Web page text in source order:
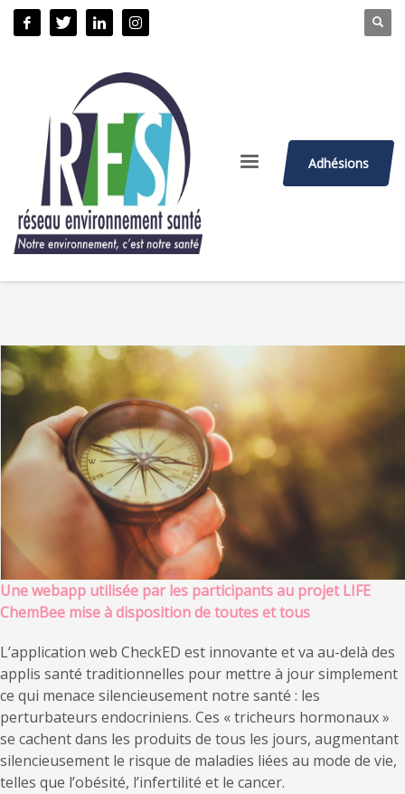
Adhésions
Une webapp utilisée par les participants au projet LIFE
ChemBee mise à disposition de toutes et tous
L’application web CheckED est innovante et va au-delà des
applis santé traditionnelles pour mettre à jour simplement
ce qui menace silencieusement notre santé : les
perturbateurs endocriniens. Ces « tricheurs hormonaux »
se cachent dans les produits de tous les jours, augmentant
silencieusement le risque de maladies liées au mode de vie,
telles que l’obésité, l’infertilité et le cancer.